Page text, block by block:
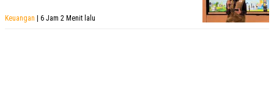
Keuangan | 6 Jam 2 Menit lalu